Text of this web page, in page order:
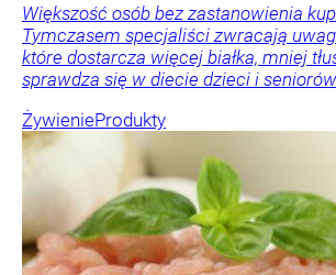
Większość osób bez zastanowienia
Tymczasem specjaliści zwracają
które dostarcza więcej białka, mniej
sprawdza się w diecie dzieci i
ŻywienieProdukty